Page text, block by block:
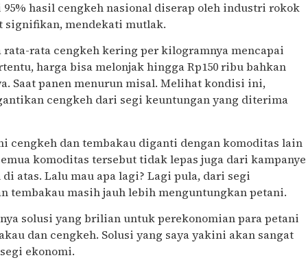
hasil cengkeh nasional diserap oleh industri rokok
signifikan, mendekati mutlak.
rata cengkeh kering per kilogramnya mencapai
harga bisa melonjak hingga Rp150 ribu bahkan
Saat panen menurun misal. Melihat kondisi ini,
cengkeh dari segi keuntungan yang diterima
cengkeh dan tembakau diganti dengan komoditas lain
komoditas tersebut tidak lepas juga dari kampanye
atas. Lalu mau apa lagi? Lagi pula, dari segi
tembakau masih jauh lebih menguntungkan petani.
solusi yang brilian untuk perekonomian para petani
dan cengkeh. Solusi yang saya yakini akan sangat
ekonomi.